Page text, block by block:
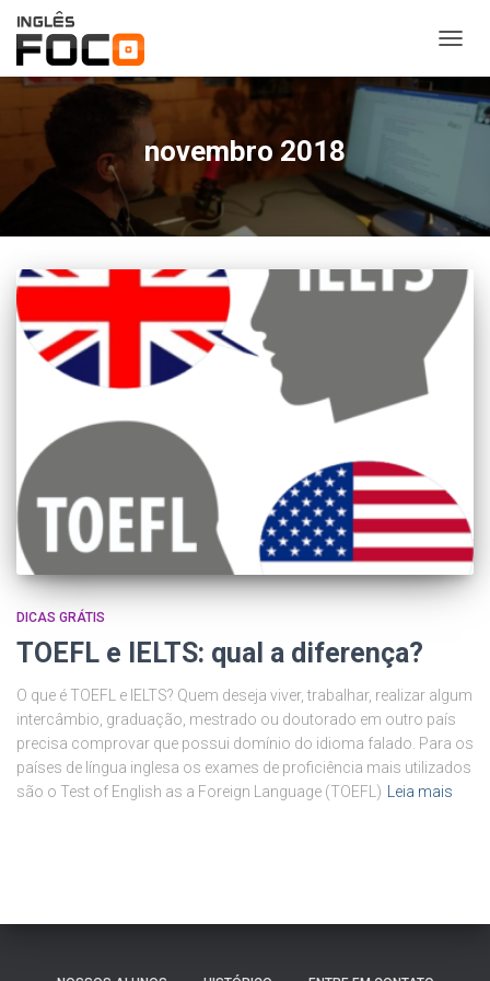
novembro 2018
DICAS GRÁTIS
TOEFL e IELTS: qual a diferença?
O que é TOEFL e IELTS? Quem deseja viver, trabalhar, realizar algum
intercâmbio, graduação, mestrado ou doutorado em outro país
precisa comprovar que possui domínio do idioma falado. Para os
países de língua inglesa os exames de proficiência mais utilizados
são o Test of English as a Foreign Language (TOEFL)
Leia mais